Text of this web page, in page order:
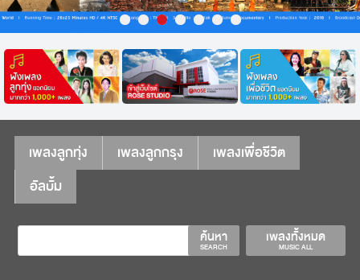
เพลงลูกทุ่ง เพลงลูกกรุง
เพลงเพื่อชีวิต
อัลบั้ม
เพลงทั้งหมด
MUSIC ALL
ค้นหา
SEARCH